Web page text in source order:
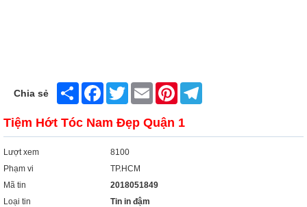
Hàng Tiêu Dùng
Xây Dựng
Tổng Hợp
Chia sẻ Share FacebookTwitter Email Pinterest
Tiệm Hớt Tóc Nam Đẹp Quận 1
Lượt xem
8100
Phạm vi
TP.HCM
Mã tin
2018051849
Loại tin
Tin in đậm